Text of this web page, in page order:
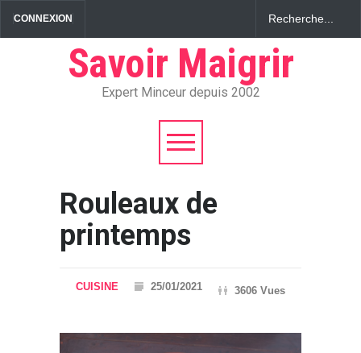
CONNEXION
Savoir Maigrir
Expert Minceur depuis 2002
Rouleaux de
printemps
CUISINE 25/01/2021 3606 Vues